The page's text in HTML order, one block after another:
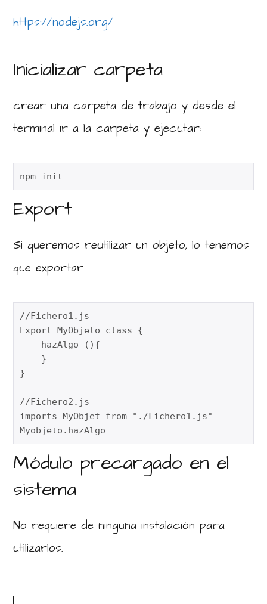
https://nodejs.org/
Inicializar carpeta
crear una carpeta de trabajo y desde el
terminal ir a la carpeta y ejecutar:
npm init
Export
Si queremos reutilizar un objeto, lo tenemos
que exportar
//Fichero1.js
Export MyObjeto class {
}
//Fichero2.js
imports MyObjet from "./Fichero1.js"
Módulo precargado en el
sistema
No requiere de ninguna instalación para
utilizarlos.